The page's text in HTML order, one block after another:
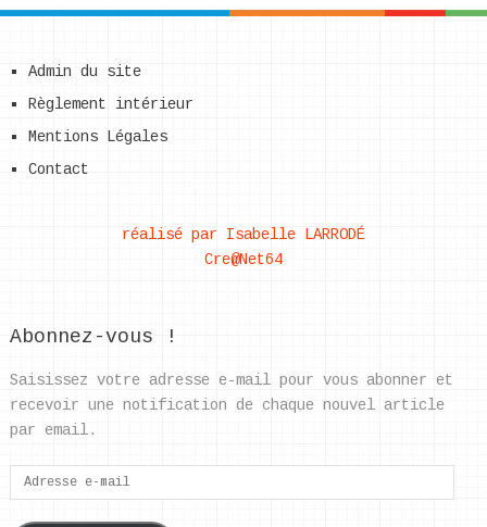
Admin du site
Règlement intérieur
Mentions Légales
Contact
réalisé par Isabelle LARRODÉ
Cre@Net64
Abonnez-vous !
Saisissez votre adresse e-mail pour vous abonner et
recevoir une notification de chaque nouvel article
par email.
Adresse
e-